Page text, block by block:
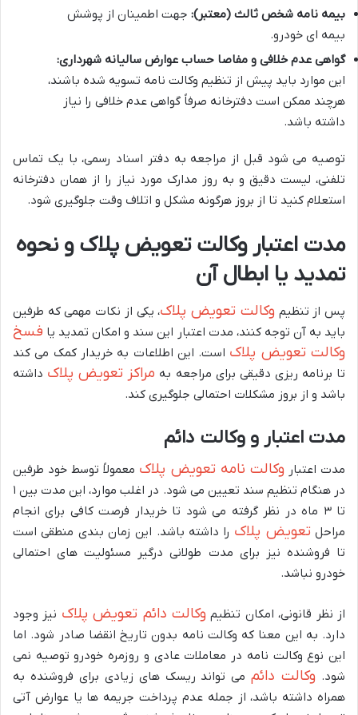
بیمه نامه شخص ثالث (معتبر): جهت اطمینان از پوشش
بیمه ای خودرو.
گواهی عدم خلافی و مفاصا حساب عوارض سالیانه شهرداری:
این موارد باید پیش از تنظیم وکالت نامه تسویه شده باشند،
هرچند ممکن است دفترخانه صرفاً گواهی عدم خلافی را نیاز
داشته باشد.
توصیه می شود قبل از مراجعه به دفتر اسناد رسمی، با یک تماس
تلفنی، لیست دقیق و به روز مدارک مورد نیاز را از همان دفترخانه
استعلام کنید تا از بروز هرگونه مشکل و اتلاف وقت جلوگیری شود.
مدت اعتبار وکالت تعویض پلاک و نحوه
تمدید یا ابطال آن
پس از تنظیم وکالت تعویض پلاک، یکی از نکات مهمی که طرفین
باید به آن توجه کنند، مدت اعتبار این سند و امکان تمدید یا فسخ
وکالت تعویض پلاک است. این اطلاعات به خریدار کمک می کند
تا برنامه ریزی دقیقی برای مراجعه به مراکز تعویض پلاک داشته
باشد و از بروز مشکلات احتمالی جلوگیری کند.
مدت اعتبار و وکالت دائم
مدت اعتبار وکالت نامه تعویض پلاک معمولاً توسط خود طرفین
در هنگام تنظیم سند تعیین می شود. در اغلب موارد، این مدت بین ۱
تا ۳ ماه در نظر گرفته می شود تا خریدار فرصت کافی برای انجام
مراحل تعویض پلاک را داشته باشد. این زمان بندی منطقی است
تا فروشنده نیز برای مدت طولانی درگیر مسئولیت های احتمالی
خودرو نباشد.
از نظر قانونی، امکان تنظیم وکالت دائم تعویض پلاک نیز وجود
دارد. به این معنا که وکالت نامه بدون تاریخ انقضا صادر شود. اما
این نوع وکالت نامه در معاملات عادی و روزمره خودرو توصیه نمی
شود. وکالت دائممی تواند ریسک های زیادی برای فروشنده به
همراه داشته باشد، از جمله عدم پرداخت جریمه ها یا عوارض آتی